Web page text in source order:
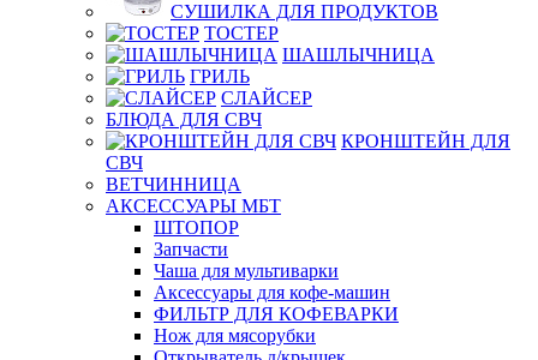
СУШИЛКА ДЛЯ ПРОДУКТОВ
ТОСТЕР
ШАШЛЫЧНИЦА
ГРИЛЬ
СЛАЙСЕР
БЛЮДА ДЛЯ СВЧ
КРОНШТЕЙН ДЛЯ
СВЧ
ВЕТЧИННИЦА
АКСЕССУАРЫ МБТ
ШТОПОР
Запчасти
Чаша для мультиварки
Аксессуары для кофе-машин
ФИЛЬТР ДЛЯ КОФЕВАРКИ
Нож для мясорубки